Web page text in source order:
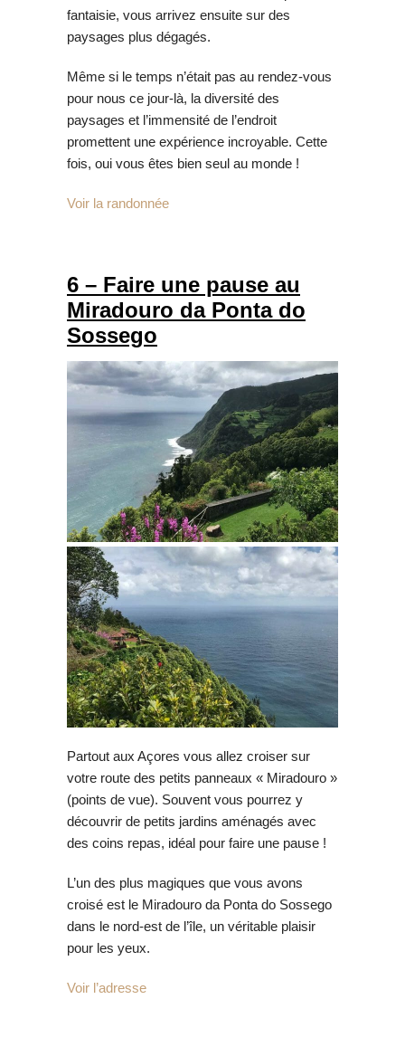
fantaisie, vous arrivez ensuite sur des
paysages plus dégagés.
Même si le temps n’était pas au rendez-vous
pour nous ce jour-là, la diversité des
paysages et l’immensité de l’endroit
promettent une expérience incroyable. Cette
fois, oui vous êtes bien seul au monde !
Voir la randonnée
6 – Faire une pause au
Miradouro da Ponta do
Sossego
Partout aux Açores vous allez croiser sur
votre route des petits panneaux « Miradouro »
(points de vue). Souvent vous pourrez y
découvrir de petits jardins aménagés avec
des coins repas, idéal pour faire une pause !
L’un des plus magiques que vous avons
croisé est le Miradouro da Ponta do Sossego
dans le nord-est de l’île, un véritable plaisir
pour les yeux.
Voir l’adresse